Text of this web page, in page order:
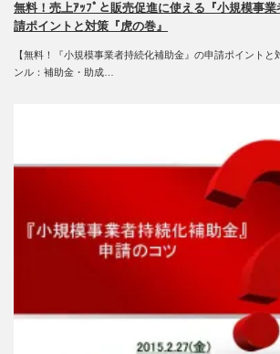
無料！売上ｱｯﾌﾟと販売促進に使える『小規模事
請ポイントと対策『虎の巻』
【無料！『小規模事業者持続化補助金』の申請ポイント
ンル：補助金・助成…